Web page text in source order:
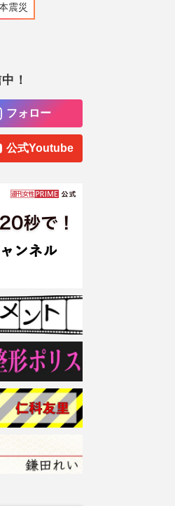
震災
！
フォロー
公式Youtube